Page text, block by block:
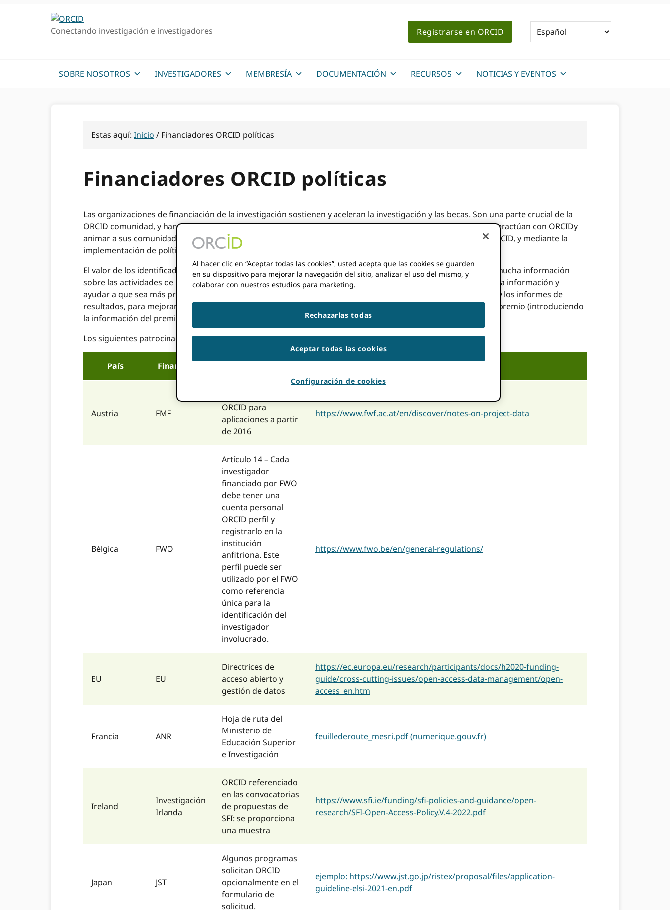
Conectando investigación e investigadores Registrarse en ORCID
SOBRE NOSOTROS INVESTIGADORES MEMBRESÍA DOCUMENTACIÓN RECURSOS NOTICIAS Y EVENTOS
Estas aquí: Inicio / Financiadores ORCID políticas
Financiadores ORCID políticas
Las organizaciones de financiación de la investigación sostienen y aceleran la investigación y las becas. Son una parte crucial de la
ORCID comunidad, y han estado involucrados con ORCID desde nuestros primeros días. Los financiadores interactúan con ORCIDy
animar a sus comunidades a hacerlo integrando ORCID iDs en sus flujos de trabajo, declarando su apoyo a ORCID, y mediante la
implementación de políticas para aumentar la adopción de ORCID identificaciones
El valor de los identificadores para las organizaciones de financiamiento es claro: los financiadores recopilan mucha información
sobre las actividades de investigación, y los identificadores pueden simplificar el proceso de recopilación de esa información y
ayudar a que sea más precisa. uso de los financiadores ORCID iDs para facilitar las solicitudes de financiación y los informes de
resultados, para mejorar la reutilización de la información que recopilan, para garantizar la cita precisa de un premio (introduciendo
la información del premio en ORCID registros) y reconocer las contribuciones de los revisores.
Los siguientes patrocinadores han emitido una política o declaración relacionada con el uso de ORCID IDs:
País Financiador
Austria FMF
ORCID para
aplicaciones a partir
de 2016
https://www.fwf.ac.at/en/discover/notes-on-project-data
Bélgica FWO
Artículo 14 – Cada
investigador
financiado por FWO
debe tener una
cuenta personal
ORCID perfil y
registrarlo en la
institución
anfitriona. Este
perfil puede ser
utilizado por el FWO
como referencia
única para la
identificación del
investigador
involucrado.
https://www.fwo.be/en/general-regulations/
EU EU
Directrices de
acceso abierto y
gestión de datos
https://ec.europa.eu/research/participants/docs/h2020-funding-
guide/cross-cutting-issues/open-access-data-management/open-
access_en.htm
Francia ANR
Hoja de ruta del
Ministerio de
Educación Superior
e Investigación
feuillederoute_mesri.pdf (numerique.gouv.fr)
Ireland
Investigación
Irlanda
ORCID referenciado
en las convocatorias
de propuestas de
SFI: se proporciona
una muestra
https://www.sfi.ie/funding/sfi-policies-and-guidance/open-
research/SFI-Open-Access-Policy.V.4-2022.pdf
Japan JST
Algunos programas
solicitan ORCID
opcionalmente en el
formulario de
solicitud.
ejemplo: https://www.jst.go.jp/ristex/proposal/files/application-
guideline-elsi-2021-en.pdf
Al hacer clic en “Aceptar todas las cookies”, usted acepta que las cookies se guarden
en su dispositivo para mejorar la navegación del sitio, analizar el uso del mismo, y
colaborar con nuestros estudios para marketing.
Rechazarlas todas
Aceptar todas las cookies
Configuración de cookies